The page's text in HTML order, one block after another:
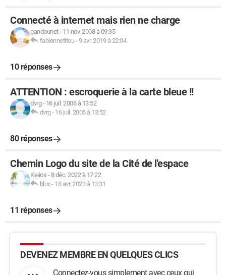
Connecté à internet mais rien ne charge
gandounet- 11 nov. 2008 à 09:35
fabiennetitou-9 avr. 2019 à 22:04
10 réponses
ATTENTION : escroquerie à la carte bleue !!
dvrg- 16 juil. 2006 à 13:52
dvrg- 16 juil. 2006 à 13:52
80 réponses
Chemin Logo du site de la Cité de l'espace
Keiios -8 déc. 2022 à 17:22
blux- 18 avr. 2023 à 13:31
11 réponses
DEVENEZ MEMBRE EN QUELQUES CLICS
Connectez-vous simplement avec ceux qui